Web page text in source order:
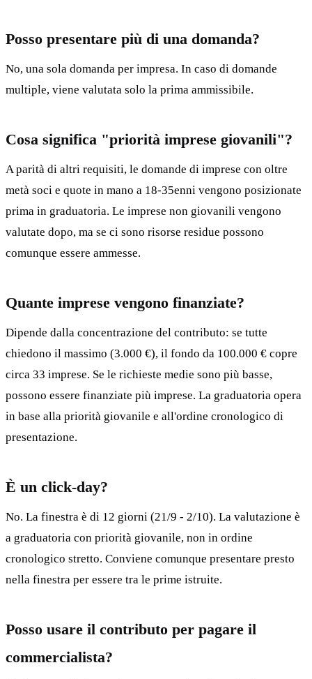
Posso presentare più di una domanda?
No, una sola domanda per impresa. In caso di domande
multiple, viene valutata solo la prima ammissibile.
Cosa significa "priorità imprese giovanili"?
A parità di altri requisiti, le domande di imprese con oltre
metà soci e quote in mano a 18-35enni vengono posizionate
prima in graduatoria. Le imprese non giovanili vengono
valutate dopo, ma se ci sono risorse residue possono
comunque essere ammesse.
Quante imprese vengono finanziate?
Dipende dalla concentrazione del contributo: se tutte
chiedono il massimo (3.000 €), il fondo da 100.000 € copre
circa 33 imprese. Se le richieste medie sono più basse,
possono essere finanziate più imprese. La graduatoria opera
in base alla priorità giovanile e all'ordine cronologico di
presentazione.
È un click-day?
No. La finestra è di 12 giorni (21/9 - 2/10). La valutazione è
a graduatoria con priorità giovanile, non in ordine
cronologico stretto. Conviene comunque presentare presto
nella finestra per essere tra le prime istruite.
Posso usare il contributo per pagare il
commercialista?